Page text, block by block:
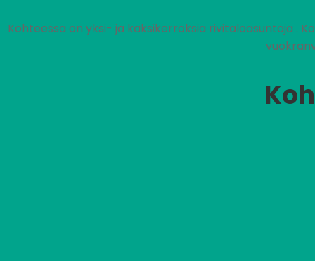
Kohteessa on yksi- ja kaksikerroksia rivitaloasuntoja .